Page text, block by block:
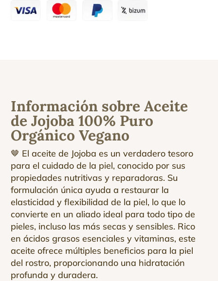
Vegano
Información sobre Aceite
de Jojoba 100% Puro
Orgánico Vegano
🤎 El aceite de Jojoba es un verdadero tesoro
para el cuidado de la piel, conocido por sus
propiedades nutritivas y reparadoras. Su
formulación única ayuda a restaurar la
elasticidad y flexibilidad de la piel, lo que lo
convierte en un aliado ideal para todo tipo de
pieles, incluso las más secas y sensibles. Rico
en ácidos grasos esenciales y vitaminas, este
aceite ofrece múltiples beneficios para la piel
del rostro, proporcionando una hidratación
profunda y duradera.